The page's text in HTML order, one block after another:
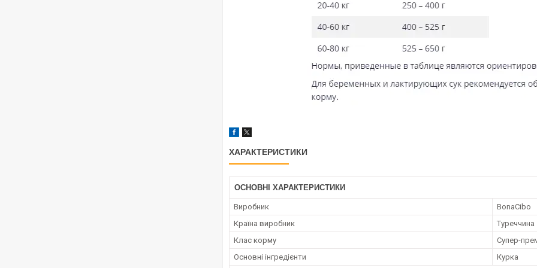
ХАРАКТЕРИСТИКИ
ОСНОВНІ ХАРАКТЕРИСТИКИ
Виробник
BonaCibo
Країна виробник
Туреччина
Клас корму
Супер-
Основні інгредієнти
Курка